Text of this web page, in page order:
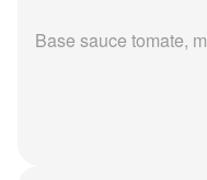
Base sauce tomate,